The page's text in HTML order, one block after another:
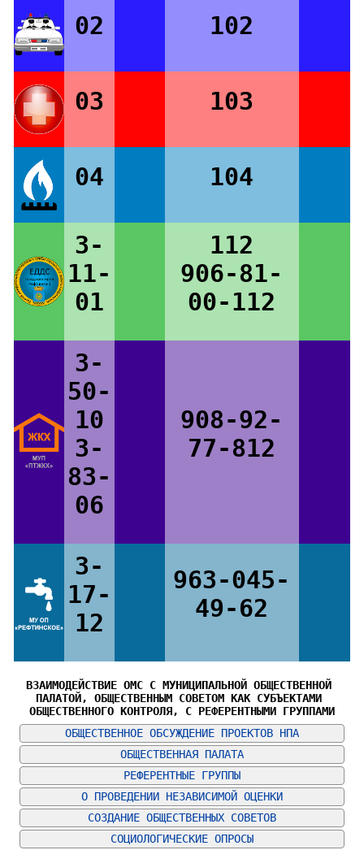
02 102
03 103
04 104
3-
11-
01
112
906-81-
00-112
3-
50-
10
3-
83-
06
908-92-
77-812
3-
17-
12
963-045-
49-62
ВЗАИМОДЕЙСТВИЕ ОМС С МУНИЦИПАЛЬНОЙ ОБЩЕСТВЕННОЙ
ПАЛАТОЙ, ОБЩЕСТВЕННЫМ СОВЕТОМ КАК СУБЪЕКТАМИ
ОБЩЕСТВЕННОГО КОНТРОЛЯ, С РЕФЕРЕНТНЫМИ ГРУППАМИ
ОБЩЕСТВЕННОЕ ОБСУЖДЕНИЕ ПРОЕКТОВ НПА
ОБЩЕСТВЕННАЯ ПАЛАТА
РЕФЕРЕНТНЫЕ ГРУППЫ
О ПРОВЕДЕНИИ НЕЗАВИСИМОЙ ОЦЕНКИ
СОЗДАНИЕ ОБЩЕСТВЕННЫХ СОВЕТОВ
СОЦИОЛОГИЧЕСКИЕ ОПРОСЫ